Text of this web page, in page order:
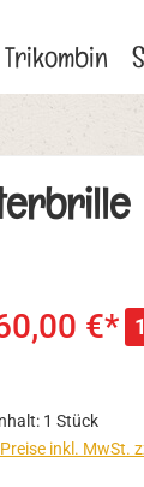
Trikombin
€*
1 Stück
inkl. MwSt.